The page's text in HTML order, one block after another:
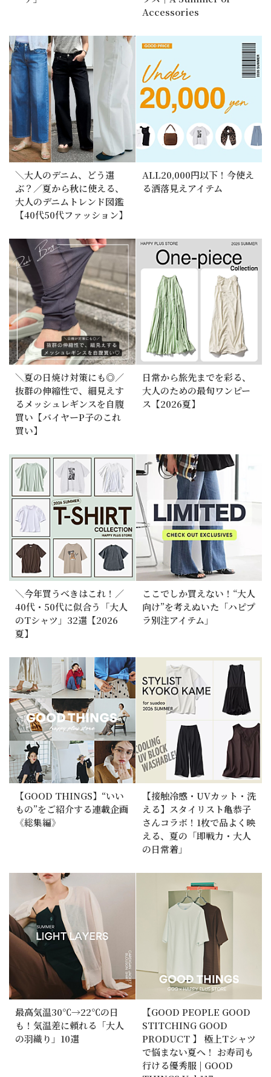
Accessories
＼大人のデニム、どう選
ぶ？／夏から秋に使える、
大人のデニムトレンド図鑑
【40代50代ファッション】
ALL20,000円以下！今使え
る洒落見えアイテム
＼夏の日焼け対策にも◎／
抜群の伸縮性で、細見えす
るメッシュレギンスを自腹
買い【バイヤーP子のこれ
買い】
日常から旅先までを彩る、
大人のための最旬ワンピー
ス【2026夏】
＼今年買うべきはこれ！／
40代・50代に似合う「大人
のTシャツ」32選【2026
夏】
ここでしか買えない！“大人
向け”を考えぬいた「ハピプ
ラ別注アイテム」
【GOOD THINGS】“いい
もの”をご紹介する連載企画
《総集編》
【接触冷感・UVカット・洗
える】スタイリスト亀恭子
さんコラボ！1枚で品よく映
える、夏の「即戦力・大人
の日常着」
最高気温30℃→22℃の日
も！気温差に頼れる「大人
の羽織り」10選
【GOOD PEOPLE GOOD
STITCHING GOOD
PRODUCT 】 極上Tシャツ
で悩まない夏へ！ お寿司も
行ける優秀服 | GOOD